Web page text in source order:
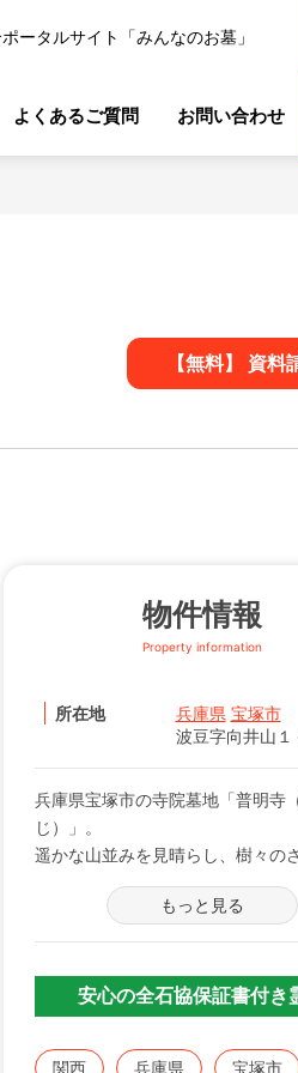
ータルサイト「みんなのお墓」
よくあるご質問 お問い合わせ
【無料】 資料
物件情報
Property information
所在地 兵庫県 宝塚市
波豆字向井山１
兵庫県宝塚市の寺院墓地「普明寺
じ）」。
遥かな山並みを見晴らし、樹々の
心委ねていると、しばし時を忘れ
うなほど。
大切なご先祖様に安らかな眠りを
もっと見る
安心の全石協保証書付き
関西 兵庫県 宝塚市